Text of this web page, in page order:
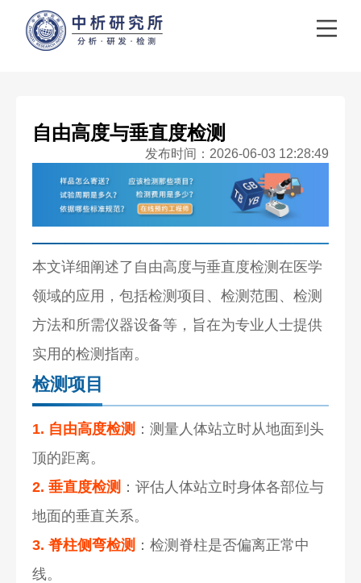
自由高度与垂直度检测
发布时间：2026-06-03 12:28:49
本文详细阐述了自由高度与垂直度检测在医学
领域的应用，包括检测项目、检测范围、检测
方法和所需仪器设备等，旨在为专业人士提供
实用的检测指南。
检测项目
1. 自由高度检测 ：测量人体站立时从地面到头
顶的距离。
2. 垂直度检测 ：评估人体站立时身体各部位与
地面的垂直关系。
3. 脊柱侧弯检测 ：检测脊柱是否偏离正常中
线。